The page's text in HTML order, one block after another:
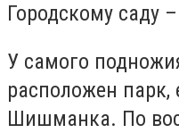
Городскому саду
У самого
расположен парк,
Шишманка. По